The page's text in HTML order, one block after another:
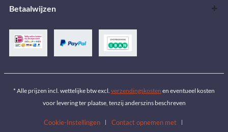
Betaalwijzen
* Alle prijzen incl. wettelijke btw excl. verzendingskosten en eventueel kosten
voor levering ter plaatse, tenzij anderszins beschreven
Cookie-Instellingen Contact opnemen met